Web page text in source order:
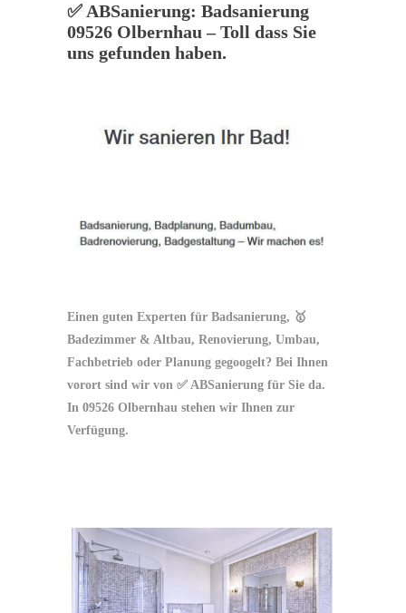
✅ ABSanierung: Badsanierung
09526 Olbernhau – Toll dass Sie
uns gefunden haben.
Einen guten Experten für Badsanierung, 🥇
Badezimmer & Altbau, Renovierung, Umbau,
Fachbetrieb oder Planung gegoogelt? Bei Ihnen
vorort sind wir von ✅ ABSanierung für Sie da.
In 09526 Olbernhau stehen wir Ihnen zur
Verfügung.